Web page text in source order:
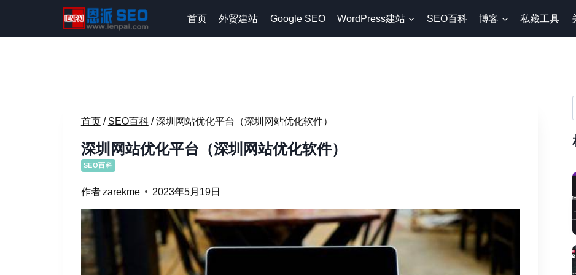
内
首页 外贸建站 Google SEO WordPress建站 SEO百科 博客 私藏工具
首页 / SEO百科 / 深圳网站优化平台（深圳网站优化软件）
深圳网站优化平台（深圳网站优化软件）
SEO百科
作者zarekme 2023年5月19日